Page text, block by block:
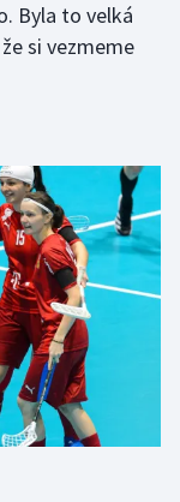
Byla to velká
si vezmeme